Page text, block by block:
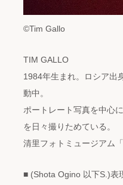
©Tim Gallo
TIM GALLO
1984年生まれ。ロシア出
動中。
ポートレート写真を中心
を日々撮りためている。
清里フォトミュージアム
■ (Shota Ogino 以下S.)表